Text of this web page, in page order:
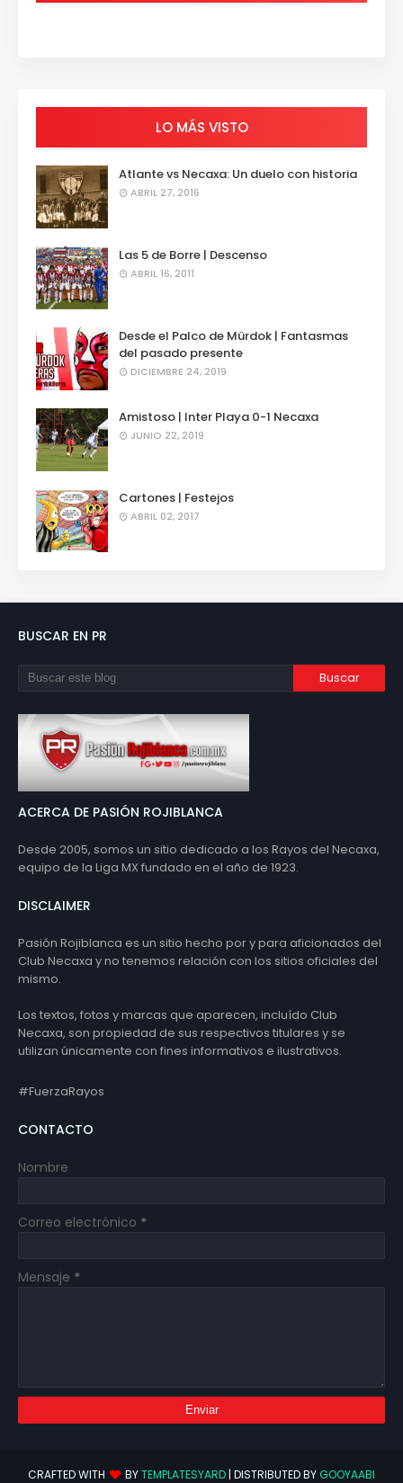
LO MÁS VISTO
Atlante vs Necaxa: Un duelo con historia
ABRIL 27, 2016
Las 5 de Borre | Descenso
ABRIL 16, 2011
Desde el Palco de Mürdok | Fantasmas
del pasado presente
DICIEMBRE 24, 2019
Amistoso | Inter Playa 0-1 Necaxa
JUNIO 22, 2019
Cartones | Festejos
ABRIL 02, 2017
BUSCAR EN PR
ACERCA DE PASIÓN ROJIBLANCA
Desde 2005, somos un sitio dedicado a los Rayos del Necaxa,
equipo de la Liga MX fundado en el año de 1923.
DISCLAIMER
Pasión Rojiblanca es un sitio hecho por y para aficionados del
Club Necaxa y no tenemos relación con los sitios oficiales del
mismo.
Los textos, fotos y marcas que aparecen, incluído Club
Necaxa, son propiedad de sus respectivos titulares y se
utilizan únicamente con fines informativos e ilustrativos.
#FuerzaRayos
CONTACTO
Nombre
Correo electrónico *
Mensaje *
CRAFTED WITH BYTEMPLATESYARD | DISTRIBUTED BY GOOYAABI